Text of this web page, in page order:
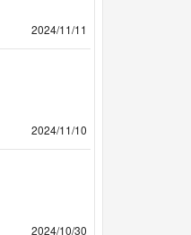
2024/11/11
2024/11/10
2024/10/30